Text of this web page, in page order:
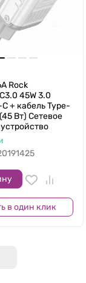
Rock
45W 3.0
+ кабель Type-
Вт) Сетевое
в один клик